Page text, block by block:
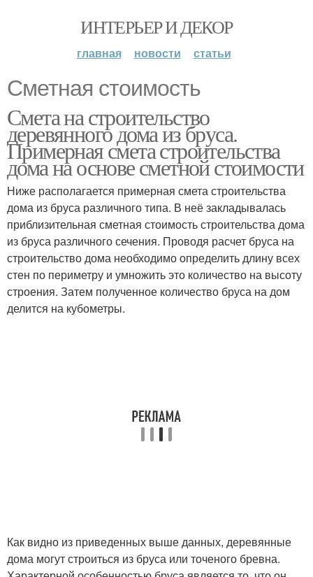
ИНТЕРЬЕР И ДЕКОР
главная новости статьи
Сметная стоимость
Смета на строительство
деревянного дома из бруса.
Примерная смета строительства
дома на основе сметной стоимости
Ниже располагается примерная смета строительства
дома из бруса различного типа. В неё закладывалась
приблизительная сметная стоимость строительства дома
из бруса различного сечения. Проводя расчет бруса на
строительство дома необходимо определить длину всех
стен по периметру и умножить это количество на высоту
строения. Затем полученное количество бруса на дом
делится на кубометры.
Как видно из приведенных выше данных, деревянные
дома могут строиться из бруса или точеного бревна.